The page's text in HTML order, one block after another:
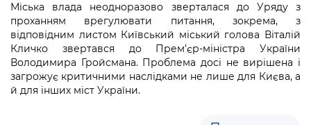
Міська влада неодноразово зверталася до Уряду з
проханням врегулювати питання, зокрема, з
відповідним листом Київський міський голова Віталій
Кличко звертався до Прем’єр-міністра України
Володимира Гройсмана. Проблема досі не вирішена і
загрожує критичними наслідками не лише для Києва, а
й для інших міст України.